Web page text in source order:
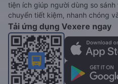
tiện ích giúp người dùng so
chuyển tiết kiệm, nhanh chóng
Tải ứng dụng Vexere ngay